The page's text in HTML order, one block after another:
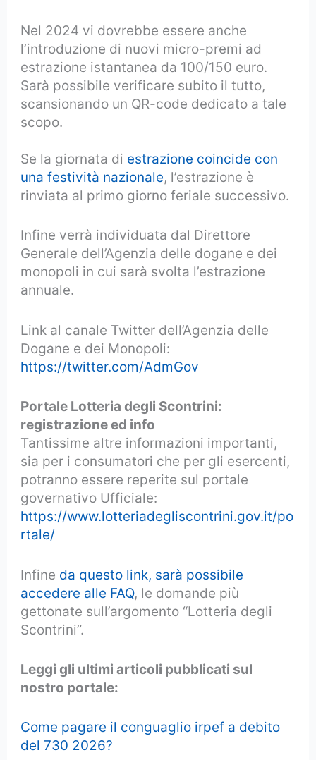
Nel 2024 vi dovrebbe essere anche
l’introduzione di nuovi micro-premi ad
estrazione istantanea da 100/150 euro.
Sarà possibile verificare subito il tutto,
scansionando un QR-code dedicato a tale
scopo.
Se la giornata di estrazione coincide con
una festività nazionale, l’estrazione è
rinviata al primo giorno feriale successivo.
Infine verrà individuata dal Direttore
Generale dell’Agenzia delle dogane e dei
monopoli in cui sarà svolta l’estrazione
annuale.
Link al canale Twitter dell’Agenzia delle
Dogane e dei Monopoli:
https://twitter.com/AdmGov
Portale Lotteria degli Scontrini:
registrazione ed info
Tantissime altre informazioni importanti,
sia per i consumatori che per gli esercenti,
potranno essere reperite sul portale
governativo Ufficiale:
https://www.lotteriadegliscontrini.gov.it/po
rtale/
Infine da questo link, sarà possibile
accedere alle FAQ, le domande più
gettonate sull’argomento “Lotteria degli
Scontrini”.
Leggi gli ultimi articoli pubblicati sul
nostro portale:
Come pagare il conguaglio irpef a debito
del 730 2026?